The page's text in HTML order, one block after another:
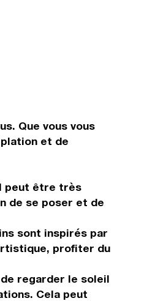
Que vous vous
et de
peut être très
de se poser et de
sont inspirés par
profiter du
regarder le soleil
Cela peut